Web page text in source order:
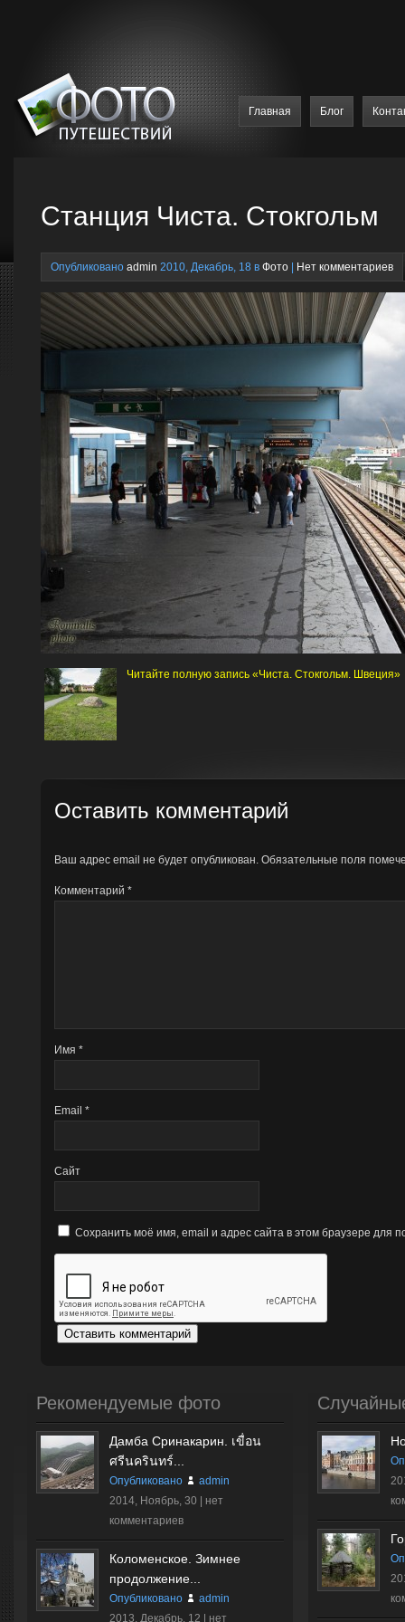
Главная Блог
Станция Чиста. Стокгольм
Опубликовано admin 2010, Декабрь, 18 в Фото Нет комментариев
Читайте полную запись «Чиста. Стокгольм. Швеция»
Оставить комментарий
Ваш адрес email не будет опубликован. Обязательные поля
Комментарий *
Имя *
Email *
Сайт
Сохранить моё имя, email и адрес сайта в этом браузере для
Рекомендуемые фото
Дамба Сринакарин. เขื่อน
ศรีนครินทร์...
Опубликовано
admin
2014, Ноябрь, 30 | нет
комментариев
Коломенское. Зимнее
продолжение...
Опубликовано
admin
2013, Декабрь, 12 | нет